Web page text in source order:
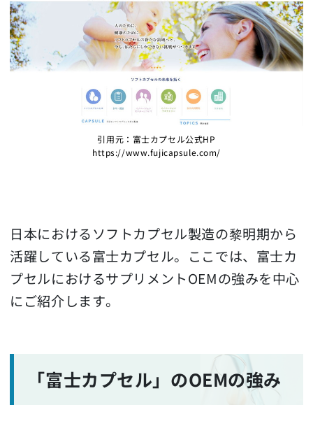
引用元：富士カプセル公式HP
https://www.fujicapsule.com/
日本におけるソフトカプセル製造の黎明期から
活躍している富士カプセル。ここでは、富士カ
プセルにおけるサプリメントOEMの強みを中心
にご紹介します。
「富士カプセル」のOEMの強み